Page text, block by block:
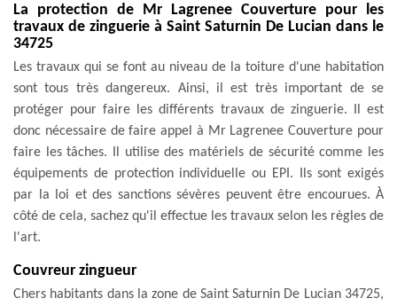
La protection de Mr Lagrenee Couverture pour les
travaux de zinguerie à Saint Saturnin De Lucian dans le
34725
Les travaux qui se font au niveau de la toiture d'une habitation
sont tous très dangereux. Ainsi, il est très important de se
protéger pour faire les différents travaux de zinguerie. Il est
donc nécessaire de faire appel à Mr Lagrenee Couverture pour
faire les tâches. Il utilise des matériels de sécurité comme les
équipements de protection individuelle ou EPI. Ils sont exigés
par la loi et des sanctions sévères peuvent être encourues. À
côté de cela, sachez qu'il effectue les travaux selon les règles de
l'art.
Couvreur zingueur
Chers habitants dans la zone de Saint Saturnin De Lucian 34725,